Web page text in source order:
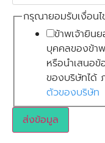
กรุณายอมรับเงื่อนไ
ข้าพเจ้ายิน
บุคคลของข้า
หรือนำเสนอข้
ของบริษัทได้
ตัวของบริษัท
ส่งข้อมูล